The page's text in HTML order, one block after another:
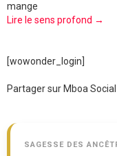
mange
Lire le sens profond →
[wowonder_login]
Partager sur Mboa Social
SAGESSE DES